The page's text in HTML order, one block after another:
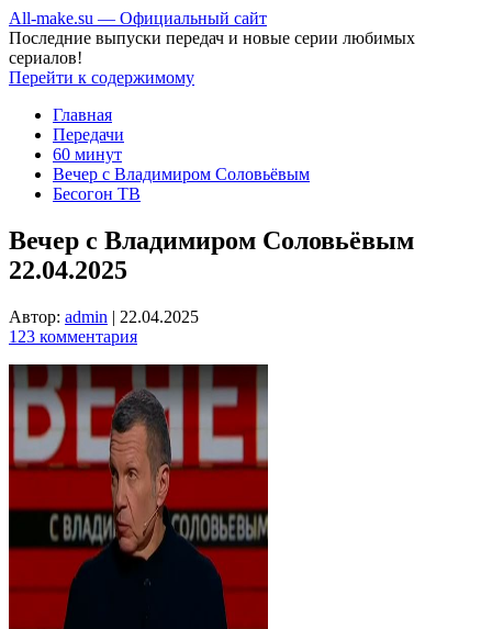
All-make.su — Официальный сайт
Последние выпуски передач и новые серии любимых
сериалов!
Перейти к содержимому
Главная
Передачи
60 минут
Вечер с Владимиром Соловьёвым
Бесогон ТВ
Вечер с Владимиром Соловьёвым
22.04.2025
Автор: admin | 22.04.2025
123 комментария